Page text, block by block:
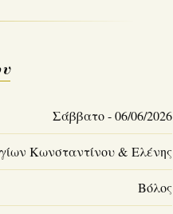
Σάββατο - 06/06/2026
Κωνσταντίνου & Ελένης
Βόλος